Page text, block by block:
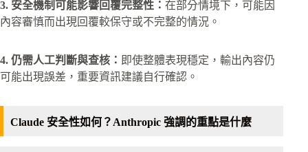
3. 安全機制可能影響回覆完整性： 在部分情境下，可能因
內容審慎而出現回覆較保守或不完整的情況。
4. 仍需人工判斷與查核： 即使整體表現穩定，輸出內容仍
可能出現誤差，重要資訊建議自行確認。
Claude 安全性如何？Anthropic 強調的重點是什麼